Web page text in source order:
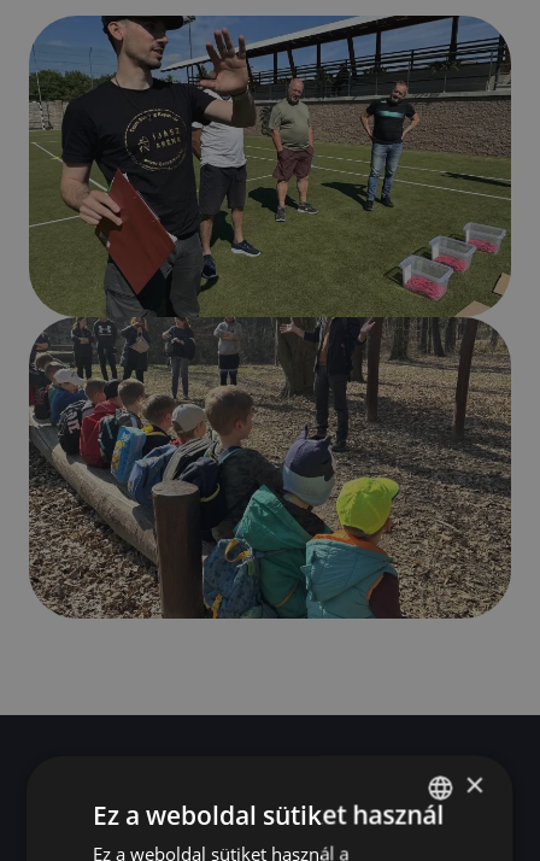
Jak mogę pomóc?
×
Ez a weboldal sütiket használ
Ez a weboldal sütiket használ a